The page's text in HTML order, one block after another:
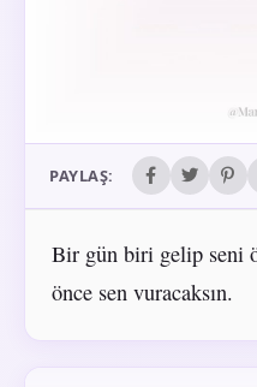
PAYLAŞ:
Bir gün biri gelip seni
önce sen vuracaksın.